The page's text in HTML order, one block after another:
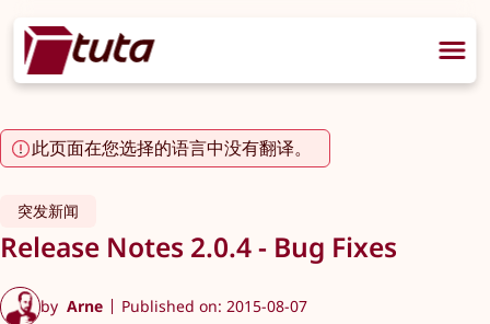
此页面在您选择的语言中没有翻译。
突发新闻
Release Notes 2.0.4 - Bug Fixes
by Arne Published on: 2015-08-07